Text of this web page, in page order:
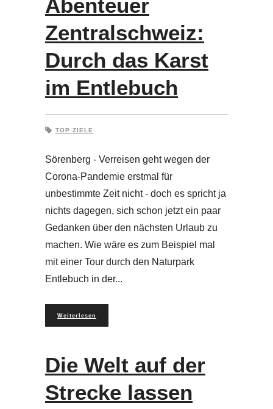
Abenteuer
Zentralschweiz:
Durch das Karst
im Entlebuch
TOP ZIELE
Sörenberg - Verreisen geht wegen der
Corona-Pandemie erstmal für
unbestimmte Zeit nicht - doch es spricht ja
nichts dagegen, sich schon jetzt ein paar
Gedanken über den nächsten Urlaub zu
machen. Wie wäre es zum Beispiel mal
mit einer Tour durch den Naturpark
Entlebuch in der
Weiterlesen
Die Welt auf der
Strecke lassen